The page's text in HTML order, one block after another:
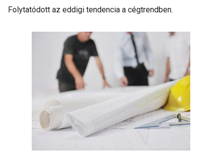
Folytatódott az eddigi tendencia a cégtrendben.